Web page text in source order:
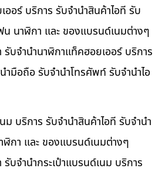
อร์ บริการ รับจำนำสินค้าไอที รับ
น นาฬิกา และ ของแบรนด์เนมต่างๆ
บจำนำนาฬิกาแท็คฮอยเออร์ บริการ
ำมือถือ รับจำนำโทรศัพท์ รับจำนำไอ
ม บริการ รับจำนำสินค้าไอที รับจำนำ
กา และ ของแบรนด์เนมต่างๆ
บจำนำกระเป๋าแบรนด์เนม บริการ